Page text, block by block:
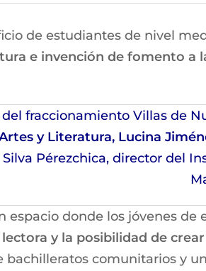
de estudiantes de nivel
e invención de fomento a
fraccionamiento Villas de
y Literatura, Lucina
Pérezchica, director del
donde los jóvenes
y la posibilidad de
comunitarios y